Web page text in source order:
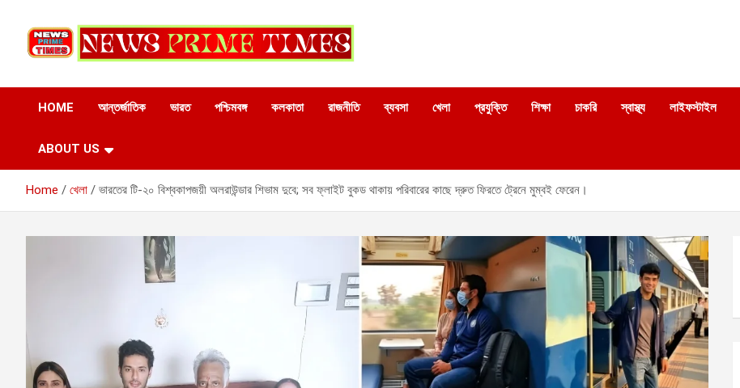
content
HOME আন্তর্জাতিক ভারত পশ্চিমবঙ্গ কলকাতা রাজনীতি ব্যবসা খেলা প্রযুক্তি শিক্ষা চাকরি স্বাস্থ্য লাইফস্টাইল
ABOUT US
Home খেলা ভারতের টি-২০ বিশ্বকাপজয়ী অলরাউন্ডার শিভাম দুবে; সব ফ্লাইট বুকড থাকায় পরিবারের কাছে দ্রুত ফিরতে ট্রেনে মুম্বই ফেরেন।